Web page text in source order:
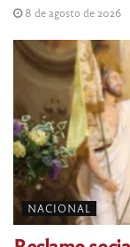
8 de agosto de 2026
NACIONAL